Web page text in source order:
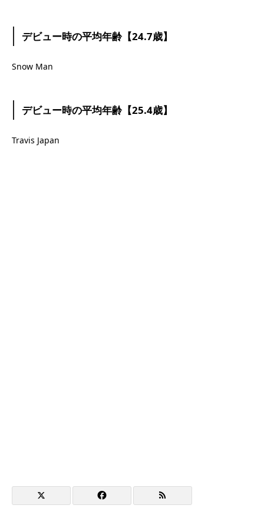
デビュー時の平均年齢【24.7歳】
Snow Man
デビュー時の平均年齢【25.4歳】
Travis Japan